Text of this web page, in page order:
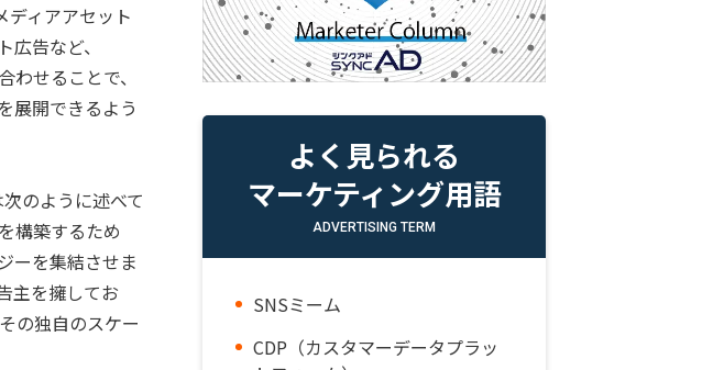
ディアアセット
告など、
せることで、
展開できるよう
のように述べて
構築するため
ーを集結させま
主を擁してお
の独自のスケー
よく見られる
マーケティング用語
ADVERTISING TERM
SNSミーム
CDP（カスタマーデータプラッ